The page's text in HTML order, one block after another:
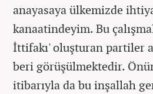
anayasaya ülkemizde
kanaatindeyim. Bu
İttifakı' oluşturan partiler
beri görüşülmektedir.
itibarıyla da bu inşallah